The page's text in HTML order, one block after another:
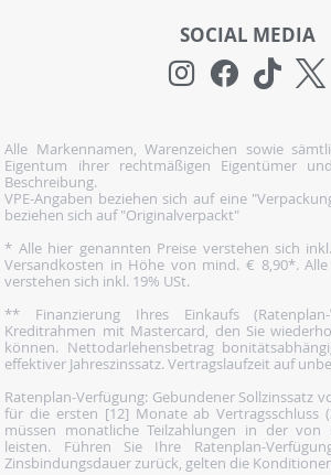
SOCIAL MEDIA
Alle Markennamen, Warenzeichen sowie
Eigentum ihrer rechtmäßigen Eigentümer
Beschreibung.
VPE-Angaben beziehen sich auf eine
beziehen sich auf "Originalverpackt"
* Alle hier genannten Preise verstehen sich
Versandkosten in Höhe von mind. € 8,90*.
verstehen sich inkl. 19% USt.
** Finanzierung Ihres Einkaufs
Kreditrahmen mit Mastercard, den Sie
können. Nettodarlehensbetrag
effektiver Jahreszinssatz. Vertragslaufzeit auf
Ratenplan-Verfügung: Gebundener Sollzinssatz
für die ersten [12] Monate ab Vertragsschluss
müssen monatliche Teilzahlungen in der von
leisten. Führen Sie Ihre Ratenplan-
Zinsbindungsdauer zurück, gelten die